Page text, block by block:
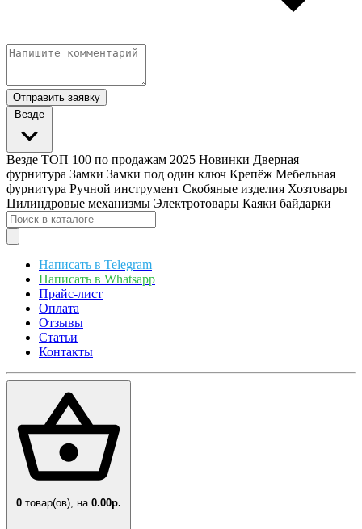
Отправить заявку
Везде
Везде ТОП 100 по продажам 2025 Новинки Дверная
фурнитура Замки Замки под один ключ Крепёж Мебельная
фурнитура Ручной инструмент Скобяные изделия Хозтовары
Цилиндровые механизмы Электротовары Каяки байдарки
Написать в Telegram
Написать в Whatsapp
Прайс-лист
Оплата
Отзывы
Статьи
Контакты
0 товар(ов), на 0.00р.